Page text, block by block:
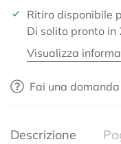
Ritiro disponibile
Di solito pronto in
Visualizza
Fai una domanda
Descrizione